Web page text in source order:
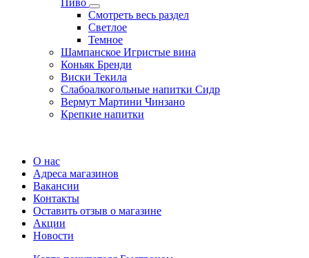
Пиво
Смотреть весь раздел
Cветлое
Темное
Шампанское Игристые вина
Коньяк Бренди
Виски Текила
Слабоалкогольные напитки Сидр
Вермут Мартини Чинзано
Крепкие напитки
О нас
Адреса магазинов
Вакансии
Контакты
Оставить отзыв о магазине
Акции
Новости